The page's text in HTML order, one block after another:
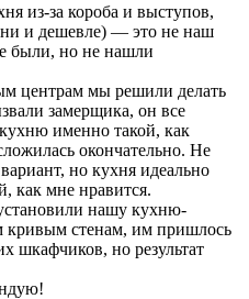
из-за короба и выступов,
и дешевле) — это не наш
были, но не нашли
центрам мы решили делать
замерщика, он все
именно такой, как
окончательно. Не
но кухня идеально
как мне нравится.
нашу кухню-
кривым стенам, им пришлось
шкафчиков, но результат